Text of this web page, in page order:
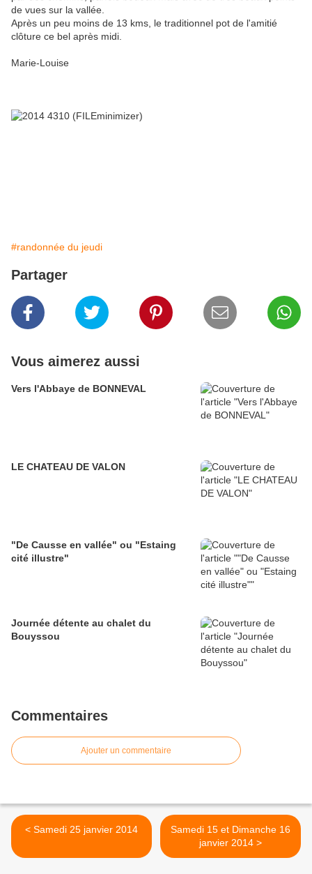
de vues sur la vallée.
Après un peu moins de 13 kms, le traditionnel pot de l'amitié
clôture ce bel après midi.
Marie-Louise
#randonnée du jeudi
Partager
Vous aimerez aussi
Vers l'Abbaye de BONNEVAL
LE CHATEAU DE VALON
"De Causse en vallée" ou "Estaing
cité illustre"
Journée détente au chalet du
Bouyssou
Commentaires
Ajouter un commentaire
< Samedi 25 janvier 2014
Samedi 15 et Dimanche 16
janvier 2014 >